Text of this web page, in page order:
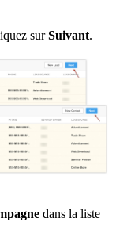
surSuivant.
dans la liste